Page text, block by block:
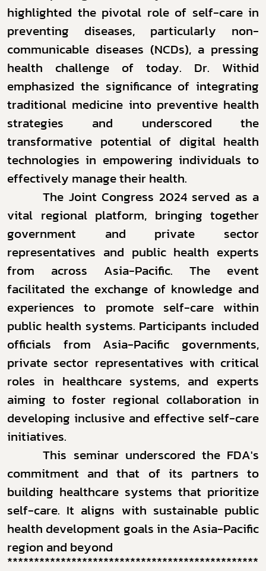
highlighted the pivotal role of self-care in
preventing diseases, particularly non-
communicable diseases (NCDs), a pressing
health challenge of today. Dr. Withid
emphasized the significance of integrating
traditional medicine into preventive health
strategies and underscored the
transformative potential of digital health
technologies in empowering individuals to
effectively manage their health.
The Joint Congress 2024 served as a
vital regional platform, bringing together
government and private sector
representatives and public health experts
from across Asia-Pacific. The event
facilitated the exchange of knowledge and
experiences to promote self-care within
public health systems. Participants included
officials from Asia-Pacific governments,
private sector representatives with critical
roles in healthcare systems, and experts
aiming to foster regional collaboration in
developing inclusive and effective self-care
initiatives.
This seminar underscored the FDA's
commitment and that of its partners to
building healthcare systems that prioritize
self-care. It aligns with sustainable public
health development goals in the Asia-Pacific
region and beyond
Subscribe
เลือกหัวข้อที่ท่านต้องการ Subscribe
ผู้ประกอบการายย่อย
อาหาร
โควิด